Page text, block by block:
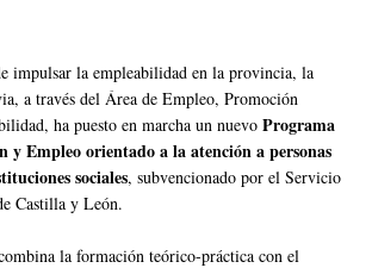
impulsar la empleabilidad en la provincia, la
a través del Área de Empleo, Promoción
ha puesto en marcha un nuevo Programa
y Empleo orientado a la atención a personas
sociales, subvencionado por el Servicio
Castilla y León.
la formación teórico-práctica con el